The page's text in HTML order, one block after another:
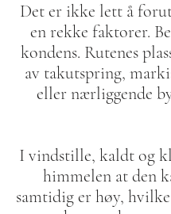
Det er ikke lett å
en rekke faktorer.
kondens. Rutenes
av takutspring,
eller nærliggende
I vindstille, kaldt og
himmelen at den
samtidig er høy,